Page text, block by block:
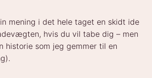
mening i det hele taget en skidt ide
hvis du vil tabe dig – men
historie som jeg gemmer til en